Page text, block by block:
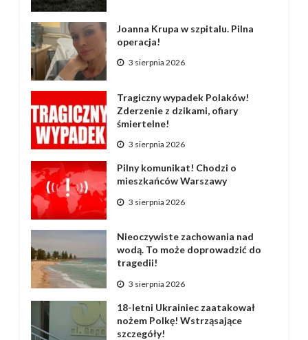
Joanna Krupa w szpitalu. Pilna
operacja!
3 sierpnia 2026
Tragiczny wypadek Polaków!
Zderzenie z dzikami, ofiary
śmiertelne!
3 sierpnia 2026
Pilny komunikat! Chodzi o
mieszkańców Warszawy
3 sierpnia 2026
Nieoczywiste zachowania nad
wodą. To może doprowadzić do
tragedii!
3 sierpnia 2026
18-letni Ukrainiec zaatakował
nożem Polkę! Wstrząsające
szczegóły!